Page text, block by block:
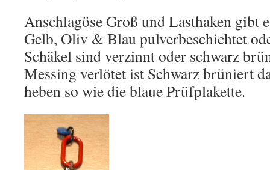
Anschlagöse Groß und Lasthaken gibt
Gelb, Oliv & Blau pulverbeschichtet
Schäkel sind verzinnt oder schwarz
Messing verlötet ist Schwarz brüniert
heben so wie die blaue Prüfplakette.